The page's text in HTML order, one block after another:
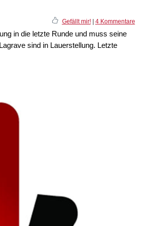
Gefällt mir!| 4 Kommentare
in die letzte Runde und muss seine
sind in Lauerstellung. Letzte